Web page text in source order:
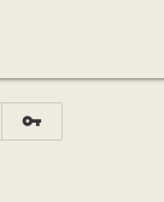
vpn_key